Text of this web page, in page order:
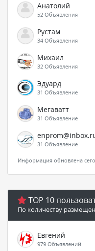
Анатолий
52 Объявления
Рустам
34 Объявления
Михаил
32 Объявления
Эдуард
31 Объявление
Мегаватт
31 Объявление
31 Объявление
Информация обновлена
TOP 10
По количеству
Евгений
979 Объявлений